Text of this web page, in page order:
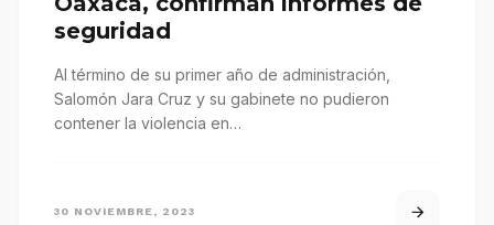
seguridad
Al término de su primer año de administración,
Salomón Jara Cruz y su gabinete no pudieron
contener la violencia en…
30 NOVIEMBRE, 2023